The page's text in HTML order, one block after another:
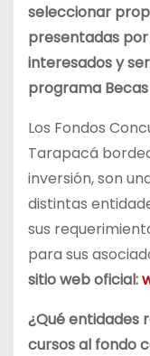
seleccionar
presentadas
interesados y
programa
Los Fondos
Tarapacá
inversión, son
distintas
sus
para sus
sitio web oficial:
¿Qué entidades
cursos al fondo